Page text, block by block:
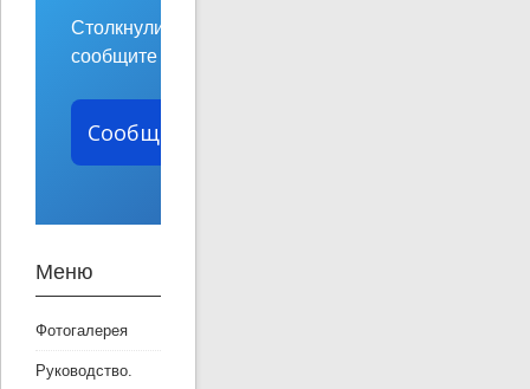
Столкнулись с проблемой —
сообщите о ней!
Сообщить о проблеме
Меню
Фотогалерея
Руководство.